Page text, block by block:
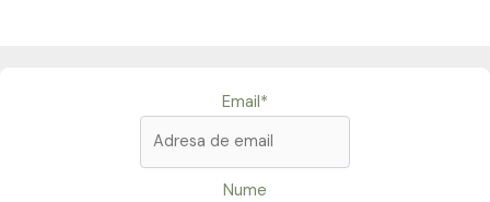
Email*
Nume